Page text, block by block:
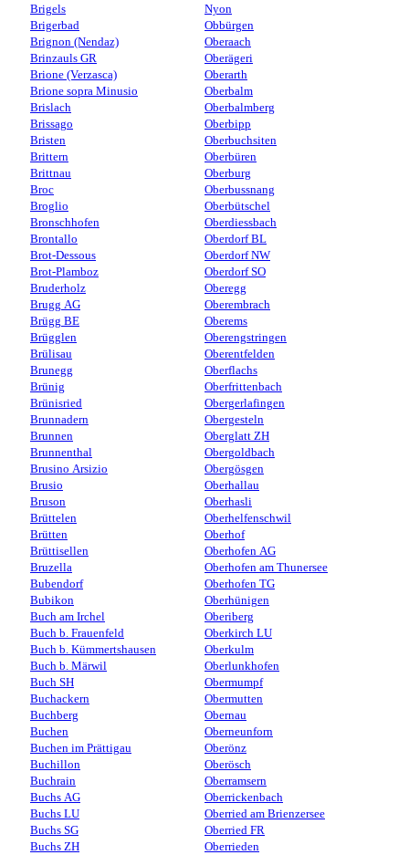
Brigels
Brigerbad
Brignon (Nendaz)
Brinzauls GR
Brione (Verzasca)
Brione sopra Minusio
Brislach
Brissago
Bristen
Brittern
Brittnau
Broc
Broglio
Bronschhofen
Brontallo
Brot-Dessous
Brot-Plamboz
Bruderholz
Brugg AG
Brügg BE
Brügglen
Brülisau
Brunegg
Brünig
Brünisried
Brunnadern
Brunnen
Brunnenthal
Brusino Arsizio
Brusio
Bruson
Brüttelen
Brütten
Brüttisellen
Bruzella
Bubendorf
Bubikon
Buch am Irchel
Buch b. Frauenfeld
Buch b. Kümmertshausen
Buch b. Märwil
Buch SH
Buchackern
Buchberg
Buchen
Buchen im Prättigau
Buchillon
Buchrain
Buchs AG
Buchs LU
Buchs SG
Buchs ZH
Nyon
Obbürgen
Oberaach
Oberägeri
Oberarth
Oberbalm
Oberbalmberg
Oberbipp
Oberbuchsiten
Oberbüren
Oberburg
Oberbussnang
Oberbütschel
Oberdiessbach
Oberdorf BL
Oberdorf NW
Oberdorf SO
Oberegg
Oberembrach
Oberems
Oberengstringen
Oberentfelden
Oberflachs
Oberfrittenbach
Obergerlafingen
Obergesteln
Oberglatt ZH
Obergoldbach
Obergösgen
Oberhallau
Oberhasli
Oberhelfenschwil
Oberhof
Oberhofen AG
Oberhofen am Thunersee
Oberhofen TG
Oberhünigen
Oberiberg
Oberkirch LU
Oberkulm
Oberlunkhofen
Obermumpf
Obermutten
Obernau
Oberneunforn
Oberönz
Oberösch
Oberramsern
Oberrickenbach
Oberried am Brienzersee
Oberried FR
Oberrieden